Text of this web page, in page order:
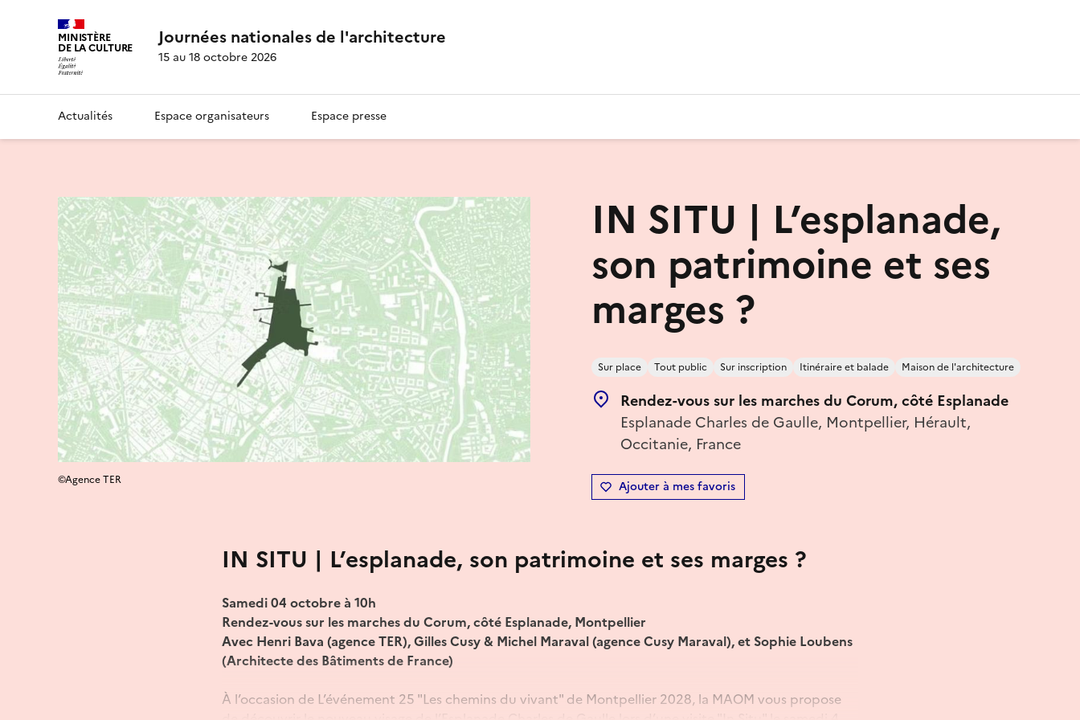
MINISTÈRE
DE LA CULTURE Journées nationales de l'architecture
15 au 18 octobre 2026
Actualités Espace organisateurs Espace presse
IN SITU | L’esplanade,
son patrimoine et ses
marges ?
Sur place Tout public Sur inscription Itinéraire et balade Maison de l'architecture
Rendez-vous sur les marches du Corum, côté Esplanade
Esplanade Charles de Gaulle, Montpellier, Hérault,
Occitanie, France
Ajouter à mes favoris
©Agence TER
IN SITU | L’esplanade, son patrimoine et ses marges ?
Samedi 04 octobre à 10h
Rendez-vous sur les marches du Corum, côté Esplanade, Montpellier
Avec Henri Bava (agence TER), Gilles Cusy & Michel Maraval (agence Cusy Maraval), et Sophie Loubens
(Architecte des Bâtiments de France)
À l’occasion de L’événement 25 "Les chemins du vivant" de Montpellier 2028, la MAOM vous propose